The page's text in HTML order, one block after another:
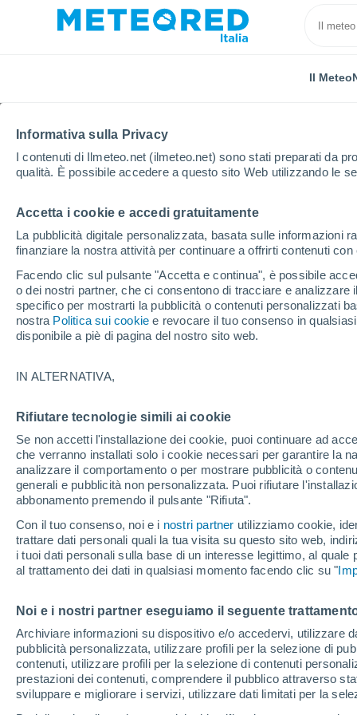
Informativa sulla Privacy
I contenuti di Ilmeteo.net (ilmeteo.net) sono stati preparati da
qualità. È possibile accedere a questo sito Web utilizzando le
Accetta i cookie e accedi gratuitamente
La pubblicità digitale personalizzata, basata sulle informazioni
finanziare la nostra attività per continuare a offrirti contenuti
Facendo clic sul pulsante "Accetta e continua", è possibile
o dei nostri partner, che ci consentono di tracciare e
specifico per mostrarti la pubblicità o contenuti personalizzati
nostra Politica sui cookie e revocare il tuo consenso in
disponibile a piè di pagina del nostro sito web.
IN ALTERNATIVA,
Rifiutare tecnologie simili ai cookie
Se non accetti l'installazione dei cookie, puoi continuare ad
che verranno installati solo i cookie necessari per garantire la
analizzare il comportamento o per mostrare pubblicità o
generali e pubblicità non personalizzata. Puoi rifiutare
abbonamento premendo il pulsante "Rifiuta".
Con il tuo consenso, noi e i nostri partner utilizziamo cookie,
trattare dati personali quali la tua visita su questo sito web,
i tuoi dati personali sulla base di un interesse legittimo, al
al trattamento dei dati in qualsiasi momento facendo clic su "
Noi e i nostri partner eseguiamo il seguente
Archiviare informazioni su dispositivo e/o accedervi, utilizzare
pubblicità personalizzata, utilizzare profili per la selezione di
contenuti, utilizzare profili per la selezione di contenuti
prestazioni dei contenuti, comprendere il pubblico attraverso
sviluppare e migliorare i servizi, utilizzare dati limitati per la
Il Meteo
Home Canada Territorio di Yukon
Previsioni Meteo Old
18:28 Giovedi
25°
Temp. percepita 26°
4- 15 km/h
Ultim’ora
temporali minacciano il Nord
Il Meteo 1 - 7 Attualità Mappa di nuvolosità
Oggi
6 Ago
Domani
7 Ago
Sabato
8 Ago